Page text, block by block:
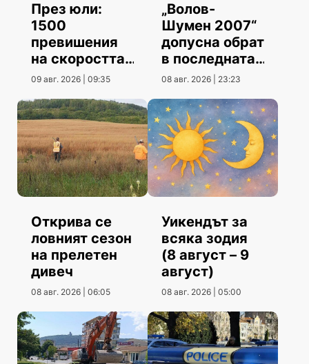
През юли:
1500
превишения
на скоростта
повече от юни
09 авг. 2026 | 09:35
„Волов-
Шумен 2007“
допусна обрат
в последната
контрола
08 авг. 2026 | 23:23
Открива се
ловният сезон
на прелетен
дивеч
08 авг. 2026 | 06:05
Уикендът за
всяка зодия
(8 август – 9
август)
08 авг. 2026 | 05:00